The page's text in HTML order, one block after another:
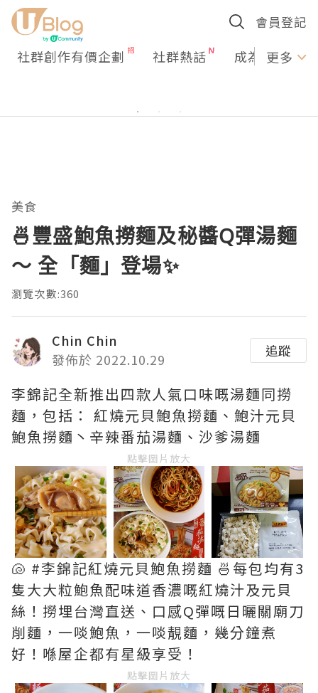
會員登記
社群創作有價企劃 社群熱話 成為U更多
美食
🍜豐盛鮑魚撈麵及秘醬Q彈湯麵
～ 全「麵」登場✨
瀏覽次數:360
Chin Chin
發佈於 2022.10.29
追蹤
李錦記全新推出四款人氣口味嘅湯麵同撈
麵，包括： 紅燒元貝鮑魚撈麵、鮑汁元貝
鮑魚撈麵丶辛辣番茄湯麵、沙爹湯麵
點擊圖片放大
🐚 #李錦記紅燒元貝鮑魚撈麵 🍜每包均有3
隻大大粒鮑魚配味道香濃嘅紅燒汁及元貝
絲！撈埋台灣直送、口感Q彈嘅日曬關廟刀
削麵，一啖鮑魚，一啖靚麵，幾分鐘煮
好！喺屋企都有星級享受！
點擊圖片放大